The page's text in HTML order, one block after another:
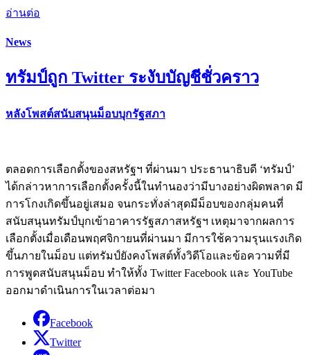
อ่านต่อ
News
ทรัมป์ถูก Twitter ระงับบัญชีชั่วคราว
หลังโพสต์สนับสนุนม็อบบุกรัฐสภา
ตลอดการเลือกตั้งของสหรัฐฯ ที่ผ่านมา ประธานาธิบดี ‘ทรัมป์’
ได้กล่าวหาการเลือกตั้งครั้งนี้ในทำนองว่ามีบางอย่างผิดพลาด มี
การโกงเกิดขึ้นอยู่เสมอ จนกระทั่งล่าสุดมีม็อบของกลุ่มคนที่
สนับสนุนทรัมป์บุกเข้าอาคารรัฐสภาสหรัฐฯ เหตุมาจากผลการ
เลือกตั้งเมื่อเดือนพฤศจิกายนที่ผ่านมา มีการใช้ความรุนแรงเกิด
ขึ้นภายในม็อบ แต่ทรัมป์ยังคงโพสต์ทั้งวิดีโอและข้อความที่มี
การพูดสนับสนุนม็อบ ทำให้ทั้ง Twitter Facebook และ YouTube
ออกมาดำเนินการในเวลาต่อมา
Facebook
Twitter